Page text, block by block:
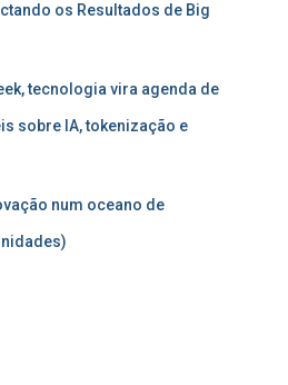
os Resultados de Big
tecnologia vira agenda de
sobre IA, tokenização e
num oceano de